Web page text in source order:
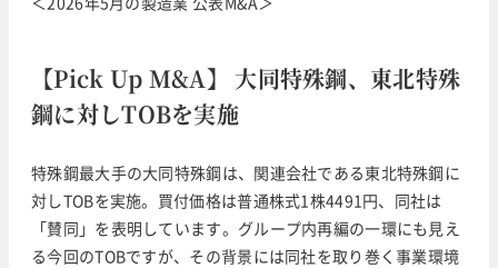
【Pick Up M&A】 大同特殊鋼、東北特殊
鋼に対しTOBを実施
特殊鋼最大手の大同特殊鋼は、関連会社である東北特殊鋼に
対しTOBを実施。買付価格は普通株式1株4491円、同社は
「賛同」を表明しています。グループ内再編の一環にも見え
る今回のTOBですが、その背景には同社を取り巻く事業環境